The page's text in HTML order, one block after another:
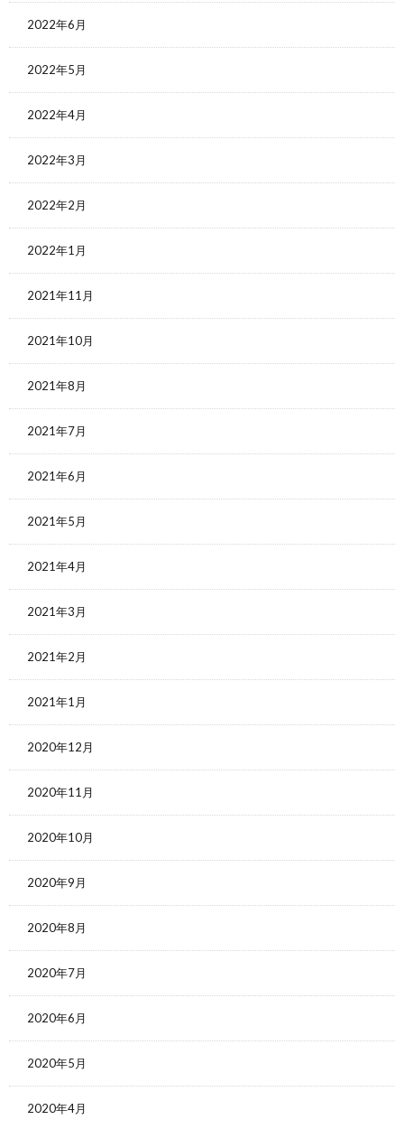
2022年6月
2022年5月
2022年4月
2022年3月
2022年2月
2022年1月
2021年11月
2021年10月
2021年8月
2021年7月
2021年6月
2021年5月
2021年4月
2021年3月
2021年2月
2021年1月
2020年12月
2020年11月
2020年10月
2020年9月
2020年8月
2020年7月
2020年6月
2020年5月
2020年4月